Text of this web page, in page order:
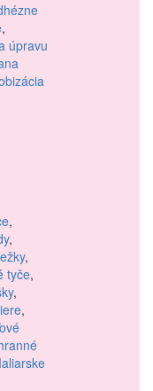
,
úpravu
,
,
,
tyče,
,
,